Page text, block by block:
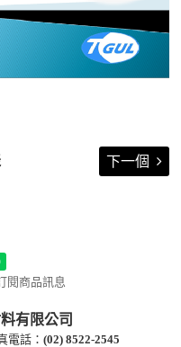
下一個
閱商品訊息
有限公司
電話： (02) 8522-2545